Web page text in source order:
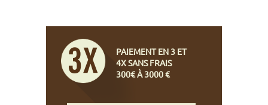
PAIEMENT EN 3 ET
4X SANS FRAIS
300€ À 3000 €